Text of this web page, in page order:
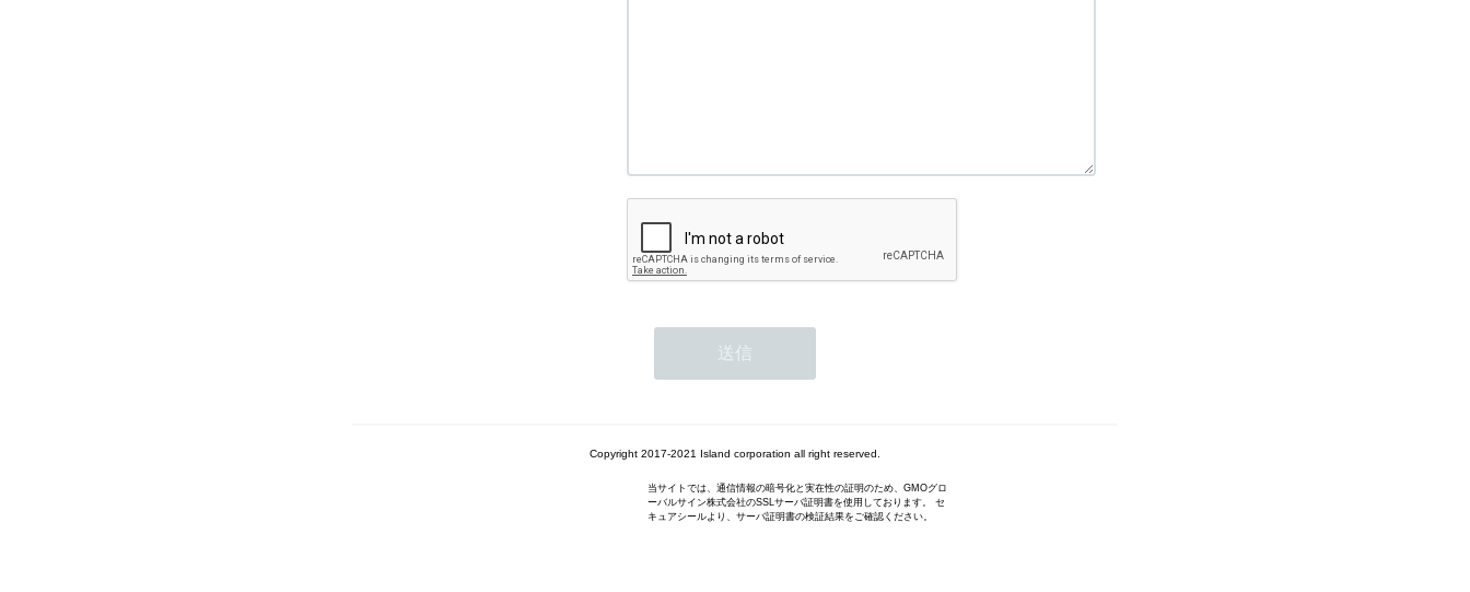
Copyright 2017-2021 Island corporation all right reserved.
当サイトでは、通信情報の暗号化と実在性の証明のため、GMOグロ
ーバルサイン株式会社のSSLサーバ証明書を使用しております。 セ
キュアシールより、サーバ証明書の検証結果をご確認ください。